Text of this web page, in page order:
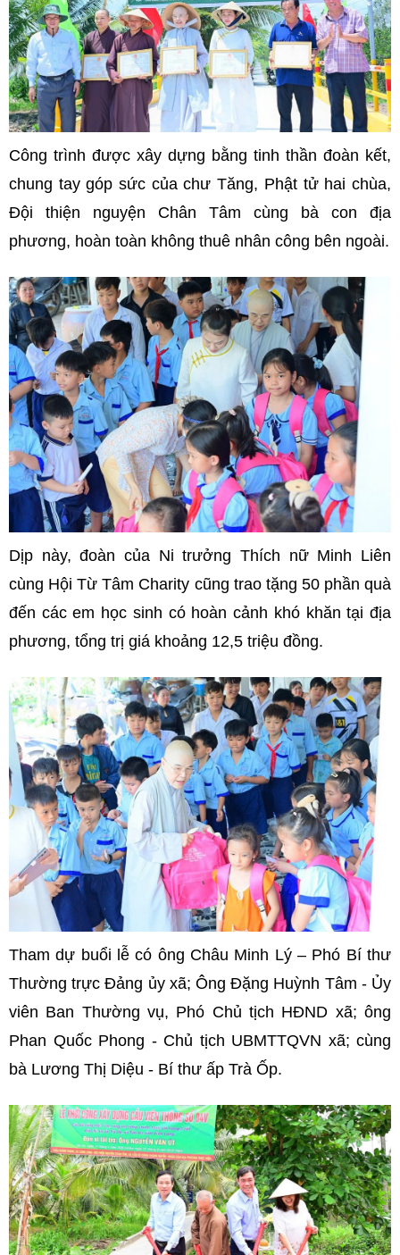
Công trình được xây dựng bằng tinh thần đoàn kết,
chung tay góp sức của chư Tăng, Phật tử hai chùa,
Đội thiện nguyện Chân Tâm cùng bà con địa
phương, hoàn toàn không thuê nhân công bên ngoài.
Dịp này, đoàn của Ni trưởng Thích nữ Minh Liên
cùng Hội Từ Tâm Charity cũng trao tặng 50 phần quà
đến các em học sinh có hoàn cảnh khó khăn tại địa
phương, tổng trị giá khoảng 12,5 triệu đồng.
Tham dự buổi lễ có ông Châu Minh Lý – Phó Bí thư
Thường trực Đảng ủy xã; Ông Đặng Huỳnh Tâm - Ủy
viên Ban Thường vụ, Phó Chủ tịch HĐND xã; ông
Phan Quốc Phong - Chủ tịch UBMTTQVN xã; cùng
bà Lương Thị Diệu - Bí thư ấp Trà Ốp.